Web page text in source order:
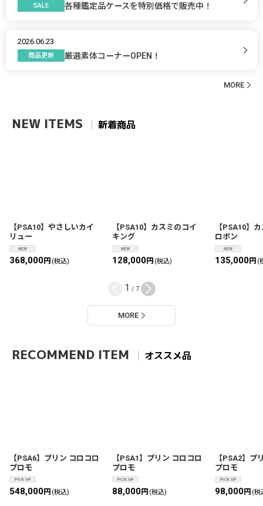
SALE 各種鑑定品ケースを特別価格で販売中！
2026.06.23
商品更新 厳選素体コーナーOPEN！
MORE
新着商品
【PSA10】やさしいカイ
リュー
368,000円 (税込)
【PSA10】カスミのコイ
キング
128,000円 (税込)
【PSA10】
ロボン
135,000円 (
1 / 7
MORE
オススメ品
【PSA6】プリン コロコロ
プロモ
548,000円 (税込)
【PSA1】プリン コロコロ
プロモ
88,000円 (税込)
【PSA2】プ
プロモ
98,000円 (税